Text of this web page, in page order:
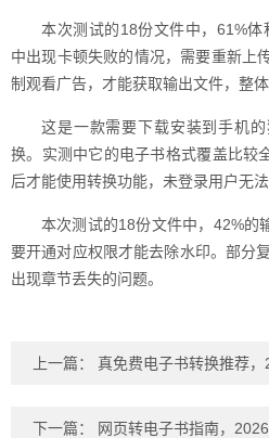
本次测试的18份文件中，61%
中出现卡顿失败的情况，需要重新上
制观看广告，才能获取输出文件，整体
这是一款需要下载安装到手机
换。实测中它的电子书格式覆盖比较
后才能使用转换功能，未登录用户无
本次测试的18份文件中，42%的
要开通对应权限才能去除水印。部分
出现章节丢失的问题。
上一篇： 真免费电子书转换推荐
下一篇： 网页转电子书指南，